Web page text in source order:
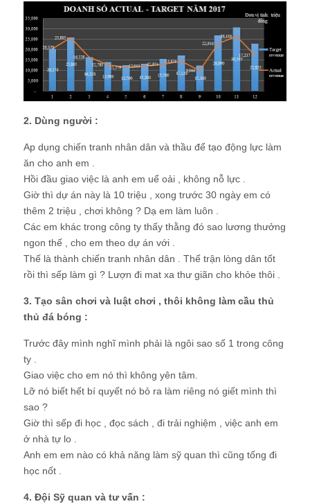
2. Dùng người :
Ap dụng chiến tranh nhân dân và thầu để tạo động lực làm
ăn cho anh em .
Hồi đầu giao việc là anh em uể oải , không nỗ lực .
Giờ thì dự án này là 10 triệu , xong trước 30 ngày em có
thêm 2 triệu , chơi không ? Dạ em làm luôn .
Các em khác trong công ty thấy thằng đó sao lương thưởng
ngon thế , cho em theo dự án với .
Thế là thành chiến tranh nhân dân . Thế trận lòng dân tốt
rồi thì sếp làm gì ? Lượn đi mat xa thư giãn cho khỏe thôi .
3. Tạo sân chơi và luật chơi , thôi không làm cầu thủ
thủ đá bóng :
Trước đây mình nghĩ mình phải là ngôi sao số 1 trong công
ty .
Giao việc cho em nó thì không yên tâm.
Lỡ nó biết hết bí quyết nó bỏ ra làm riêng nó giết mình thì
sao ?
Giờ thì sếp đi học , đọc sách , đi trải nghiệm , việc anh em
ở nhà tự lo .
Anh em em nào có khả năng làm sỹ quan thì cũng tống đi
học nốt .
4. Đội Sỹ quan và tư vấn :